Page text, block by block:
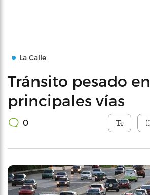
La Calle
Tránsito pesado en
principales vías
0